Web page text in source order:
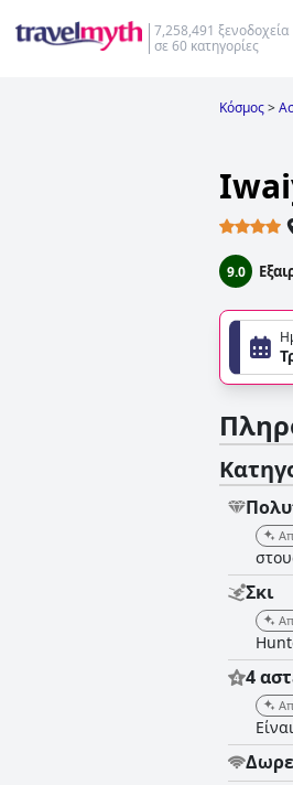
7,258,491 ξενοδοχεία
σε 60 κατηγορίες
Κόσμος>
9.0
Σκι
4